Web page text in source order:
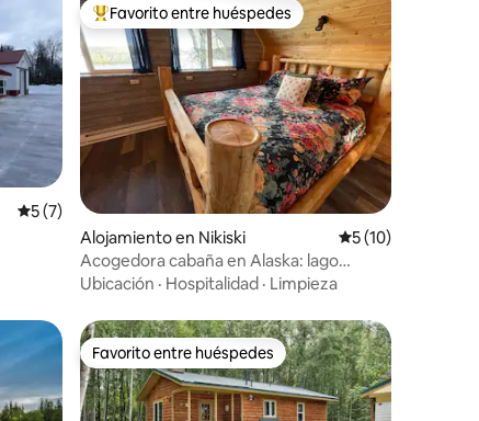
Calificación promedio: 5 de 5, 7 reseñas
5 (7)
Favorito entre huéspedes preferido
Favorito entre huéspedes
Alojamiento en Nikiski Calificación
5 (10)
Acogedora cabaña en Alaska: lago
grande con vistas a la montaña
Ubicación · Hospitalidad · Limpieza
Favorito entre huéspedes
Favorito entre huéspedes